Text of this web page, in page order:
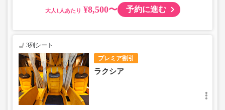
※【01B席】乗降口に近く、他のお客様の往来が多いた
あるため。
大人 ¥8,500〜 予約に進む
プレミア割引
3列シート
ラクシア